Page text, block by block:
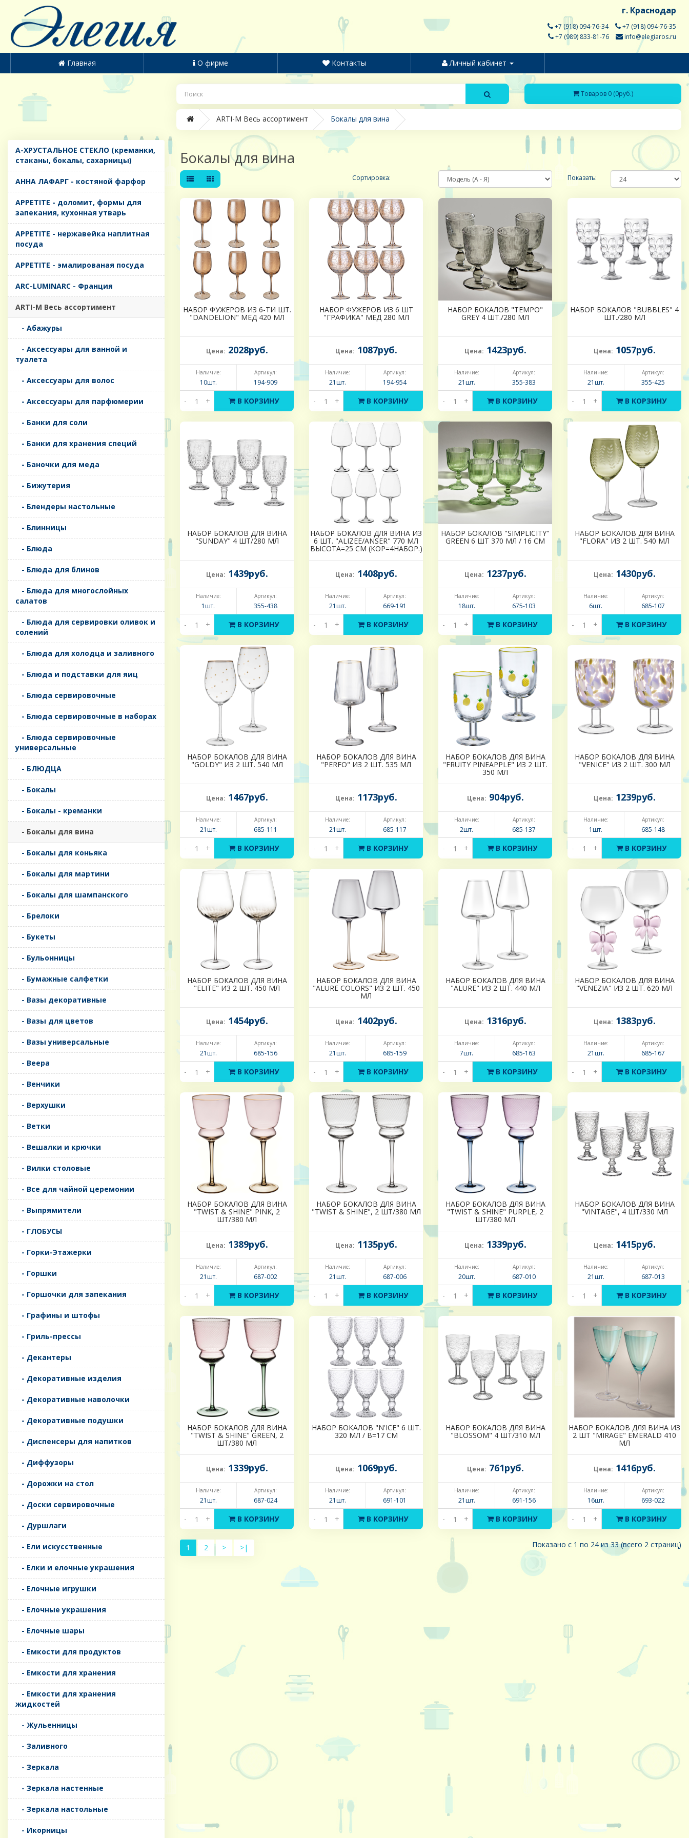
г. Краснодар
+7 (918) 094-76-34
+7 (918) 094-76-35
+7 (989) 833-81-76
info@elegiaros.ru
Главная О фирме Контакты Личный кабинет
Товаров 0 (0руб.)
ARTI-M Весь ассортимент Бокалы для вина
A-ХРУСТАЛЬНОЕ СТЕКЛО (креманки,
стаканы, бокалы, сахарницы)
AHHA ЛАФАРГ - костяной фарфор
APPETITE - доломит, формы для
запекания, кухонная утварь
APPETITE - нержавейка наплитная
посуда
APPETITE - эмалированая посуда
ARC-LUMINARC - Франция
ARTI-M Весь ассортимент
- Абажуры
- Аксессуары для ванной и
туалета
- Аксессуары для волос
- Аксессуары для парфюмерии
- Банки для соли
- Банки для хранения специй
- Баночки для меда
- Бижутерия
- Блендеры настольные
- Блинницы
- Блюда
- Блюда для блинов
- Блюда для многослойных
салатов
- Блюда для сервировки оливок и
солений
- Блюда для холодца и заливного
- Блюда и подставки для яиц
- Блюда сервировочные
- Блюда сервировочные в наборах
- Блюда сервировочные
универсальные
- БЛЮДЦА
- Бокалы
- Бокалы - креманки
- Бокалы для вина
- Бокалы для коньяка
- Бокалы для мартини
- Бокалы для шампанского
- Брелоки
- Букеты
- Бульонницы
- Бумажные салфетки
- Вазы декоративные
- Вазы для цветов
- Вазы универсальные
- Веера
- Венчики
- Верхушки
- Ветки
- Вешалки и крючки
- Вилки столовые
- Все для чайной церемонии
- Выпрямители
- ГЛОБУСЫ
- Горки-Этажерки
- Горшки
- Горшочки для запекания
- Графины и штофы
- Гриль-прессы
- Декантеры
- Декоративные изделия
- Декоративные наволочки
- Декоративные подушки
- Диспенсеры для напитков
- Диффузоры
- Дорожки на стол
- Доски сервировочные
- Дуршлаги
- Ели искусственные
- Елки и елочные украшения
- Елочные игрушки
- Елочные украшения
- Елочные шары
- Емкости для продуктов
- Емкости для хранения
- Емкости для хранения
жидкостей
- Жульенницы
- Заливного
- Зеркала
- Зеркала настенные
- Зеркала настольные
- Икорницы
Бокалы для вина
Сортировка: Показать:
НАБОР ФУЖЕРОВ ИЗ 6-ТИ ШТ.
"DANDELION" МЕД 420 МЛ
Цена: 2028руб.
Наличие:
10шт.
Артикул:
194-909
- + В КОРЗИНУ
НАБОР ФУЖЕРОВ ИЗ 6 ШТ
"ГРАФИКА" МЕД 280 МЛ
Цена: 1087руб.
Наличие:
21шт.
Артикул:
194-954
- + В КОРЗИНУ
НАБОР БОКАЛОВ "TEMPO"
GREY 4 ШТ./280 МЛ
Цена: 1423руб.
Наличие:
21шт.
Артикул:
355-383
- + В КОРЗИНУ
НАБОР БОКАЛОВ "BUBBLES" 4
ШТ./280 МЛ
Цена: 1057руб.
Наличие:
21шт.
Артикул:
355-425
- + В КОРЗИНУ
НАБОР БОКАЛОВ ДЛЯ ВИНА
"SUNDAY" 4 ШТ/280 МЛ
Цена: 1439руб.
Наличие:
1шт.
Артикул:
355-438
- + В КОРЗИНУ
НАБОР БОКАЛОВ ДЛЯ ВИНА ИЗ
6 ШТ. "ALIZEE/ANSER" 770 МЛ
ВЫСОТА=25 СМ (КОР=4НАБОР.)
Цена: 1408руб.
Наличие:
21шт.
Артикул:
669-191
- + В КОРЗИНУ
НАБОР БОКАЛОВ "SIMPLICITY"
GREEN 6 ШТ 370 МЛ / 16 СМ
Цена: 1237руб.
Наличие:
18шт.
Артикул:
675-103
- + В КОРЗИНУ
НАБОР БОКАЛОВ ДЛЯ ВИНА
"FLORA" ИЗ 2 ШТ. 540 МЛ
Цена: 1430руб.
Наличие:
6шт.
Артикул:
685-107
- + В КОРЗИНУ
НАБОР БОКАЛОВ ДЛЯ ВИНА
"GOLDY" ИЗ 2 ШТ. 540 МЛ
Цена: 1467руб.
Наличие:
21шт.
Артикул:
685-111
- + В КОРЗИНУ
НАБОР БОКАЛОВ ДЛЯ ВИНА
"PERFO" ИЗ 2 ШТ. 535 МЛ
Цена: 1173руб.
Наличие:
21шт.
Артикул:
685-117
- + В КОРЗИНУ
НАБОР БОКАЛОВ ДЛЯ ВИНА
"FRUITY PINEAPPLE" ИЗ 2 ШТ.
350 МЛ
Цена: 904руб.
Наличие:
2шт.
Артикул:
685-137
- + В КОРЗИНУ
НАБОР БОКАЛОВ ДЛЯ ВИНА
"VENICE" ИЗ 2 ШТ. 300 МЛ
Цена: 1239руб.
Наличие:
1шт.
Артикул:
685-148
- + В КОРЗИНУ
НАБОР БОКАЛОВ ДЛЯ ВИНА
"ELITE" ИЗ 2 ШТ. 450 МЛ
Цена: 1454руб.
Наличие:
21шт.
Артикул:
685-156
- + В КОРЗИНУ
НАБОР БОКАЛОВ ДЛЯ ВИНА
"ALURE COLORS" ИЗ 2 ШТ. 450
МЛ
Цена: 1402руб.
Наличие:
21шт.
Артикул:
685-159
- + В КОРЗИНУ
НАБОР БОКАЛОВ ДЛЯ ВИНА
"ALURE" ИЗ 2 ШТ. 440 МЛ
Цена: 1316руб.
Наличие:
7шт.
Артикул:
685-163
- + В КОРЗИНУ
НАБОР БОКАЛОВ ДЛЯ ВИНА
"VENEZIA" ИЗ 2 ШТ. 620 МЛ
Цена: 1383руб.
Наличие:
21шт.
Артикул:
685-167
- + В КОРЗИНУ
НАБОР БОКАЛОВ ДЛЯ ВИНА
"TWIST & SHINE" PINK, 2
ШТ/380 МЛ
Цена: 1389руб.
Наличие:
21шт.
Артикул:
687-002
- + В КОРЗИНУ
НАБОР БОКАЛОВ ДЛЯ ВИНА
"TWIST & SHINE", 2 ШТ/380 МЛ
Цена: 1135руб.
Наличие:
21шт.
Артикул:
687-006
- + В КОРЗИНУ
НАБОР БОКАЛОВ ДЛЯ ВИНА
"TWIST & SHINE" PURPLE, 2
ШТ/380 МЛ
Цена: 1339руб.
Наличие:
20шт.
Артикул:
687-010
- + В КОРЗИНУ
НАБОР БОКАЛОВ ДЛЯ ВИНА
"VINTAGE", 4 ШТ/330 МЛ
Цена: 1415руб.
Наличие:
21шт.
Артикул:
687-013
- + В КОРЗИНУ
НАБОР БОКАЛОВ ДЛЯ ВИНА
"TWIST & SHINE" GREEN, 2
ШТ/380 МЛ
Цена: 1339руб.
Наличие:
21шт.
Артикул:
687-024
- + В КОРЗИНУ
НАБОР БОКАЛОВ "N'ICE" 6 ШТ.
320 МЛ / В=17 СМ
Цена: 1069руб.
Наличие:
21шт.
Артикул:
691-101
- + В КОРЗИНУ
НАБОР БОКАЛОВ ДЛЯ ВИНА
"BLOSSOM" 4 ШТ/310 МЛ
Цена: 761руб.
Наличие:
21шт.
Артикул:
691-156
- + В КОРЗИНУ
НАБОР БОКАЛОВ ДЛЯ ВИНА ИЗ
2 ШТ "MIRAGE" EMERALD 410
МЛ
Цена: 1416руб.
Наличие:
16шт.
Артикул:
693-022
- + В КОРЗИНУ
1 2 > >| Показано с 1 по 24 из 33 (всего 2 страниц)